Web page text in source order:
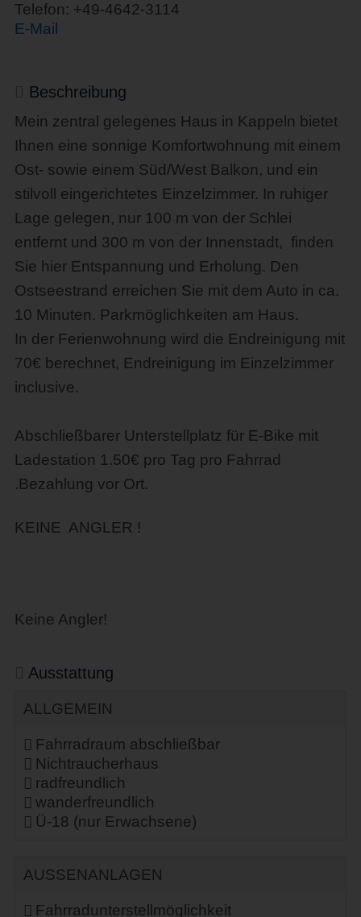
Telefon: +49-4642-3114
E-Mail
Beschreibung
Mein zentral gelegenes Haus in Kappeln bietet
Ihnen eine sonnige Komfortwohnung mit einem
Ost- sowie einem Süd/West Balkon, und ein
stilvoll eingerichtetes Einzelzimmer. In ruhiger
Lage gelegen, nur 100 m von der Schlei
entfernt und 300 m von der Innenstadt, finden
Sie hier Entspannung und Erholung. Den
Ostseestrand erreichen Sie mit dem Auto in ca.
10 Minuten. Parkmöglichkeiten am Haus.
In der Ferienwohnung wird die Endreinigung mit
70€ berechnet, Endreinigung im Einzelzimmer
inclusive.
Abschließbarer Unterstellplatz für E-Bike mit
Ladestation 1.50€ pro Tag pro Fahrrad
.Bezahlung vor Ort.
KEINE ANGLER !
Keine Angler!
Ausstattung
ALLGEMEIN
Fahrradraum abschließbar
Nichtraucherhaus
radfreundlich
wanderfreundlich
Ü-18 (nur Erwachsene)
AUSSENANLAGEN
Fahrradunterstellmöglichkeit